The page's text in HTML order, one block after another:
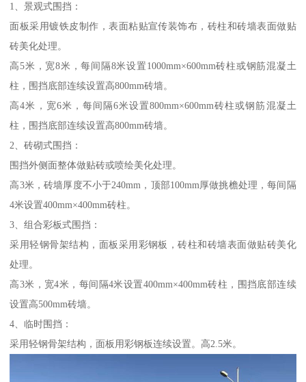
1、景观式围挡：
面板采用镀铁皮制作，表面粘贴宣传装饰布，砖柱和砖墙表面做贴
砖美化处理。
高5米，宽8米，每间隔8米设置1000mm×600mm砖柱或钢筋混凝土
柱，围挡底部连续设置高800mm砖墙。
高4米，宽6米，每间隔6米设置800mm×600mm砖柱或钢筋混凝土
柱，围挡底部连续设置高800mm砖墙。
2、砖砌式围挡：
围挡外侧面整体做贴砖或喷绘美化处理。
高3米，砖墙厚度不小于240mm，顶部100mm厚做挑檐处理，每间隔
4米设置400mm×400mm砖柱。
3、组合彩板式围挡：
采用轻钢骨架结构，面板采用彩钢板，砖柱和砖墙表面做贴砖美化
处理。
高3米，宽4米，每间隔4米设置400mm×400mm砖柱，围挡底部连续
设置高500mm砖墙。
4、临时围挡：
采用轻钢骨架结构，面板用彩钢板连续设置。高2.5米。